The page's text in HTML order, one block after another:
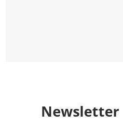
Newsletter